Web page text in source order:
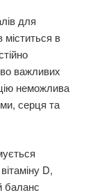
для
міститься в
важливих
неможлива
серця та
D,
баланс